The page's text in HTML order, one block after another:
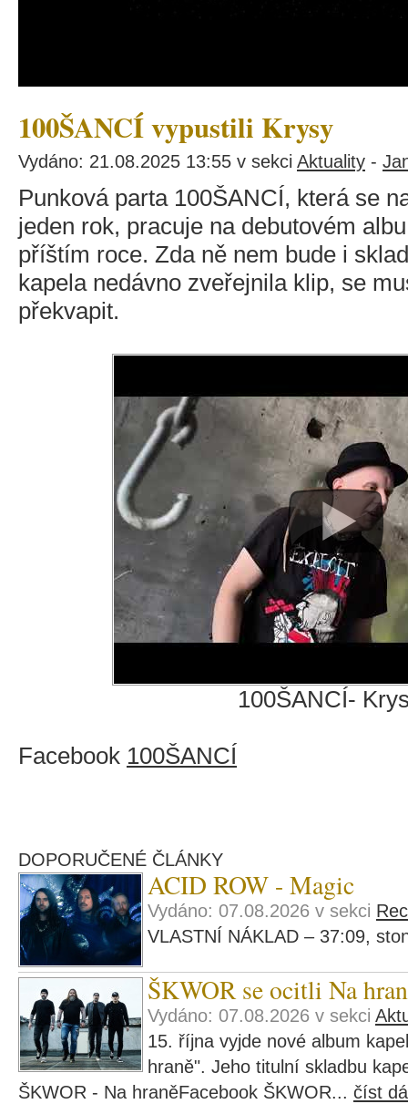
100ŠANCÍ vypustili Krysy
Vydáno: 21.08.2025 13:55 v sekci Aktuality -
Punková parta 100ŠANCÍ, která se
jeden rok, pracuje na debutovém
příštím roce. Zda ně nem bude i
kapela nedávno zveřejnila klip, se
překvapit.
100ŠANCÍ-
Facebook 100ŠANCÍ
DOPORUČENÉ ČLÁNKY
ACID ROW - Magic
Vydáno: 07.08.2026 v sekci
VLASTNÍ NÁKLAD – 37:09,
ŠKWOR se ocitli Na
Vydáno: 07.08.2026 v sekci
15. října vyjde nové album
hraně". Jeho titulní skladbu
ŠKWOR - Na hraněFacebook ŠKWOR... číst